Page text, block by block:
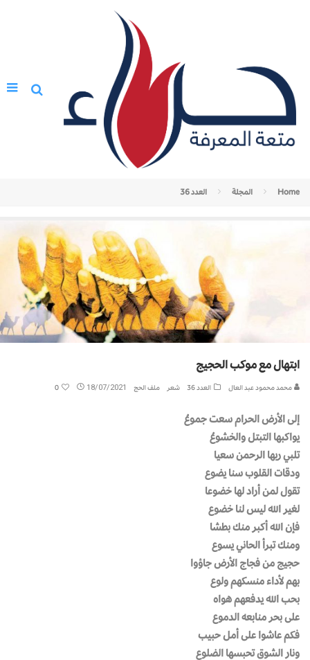
Home المجلة العدد 36
ابتهال مع موكب الحجيج
محمد محمود عبد العال العدد 36 شعر ملف الحج 18/07/2021
0
إلى الأرض الحرام سعت جموعُ
يواكبها التبتل والخشوعُ
تلبي ربها الرحمن سعيا
ودقات القلوب سنا يضوع
تقول لمن أراد لها خضوعا
لغير الله ليس لنا خضوع
فإن الله أكبر منك بطشا
ومنك تبرأ الحاني يسوع
حجيج من فجاج الأرض جاؤوا
بهم لأداء منسكهم ولوع
بحب الله يدفعهم هواه
على بحر منابعه الدموع
فكم عاشوا على أمل حبيب
ونار الشوق تحبسها الضلوع